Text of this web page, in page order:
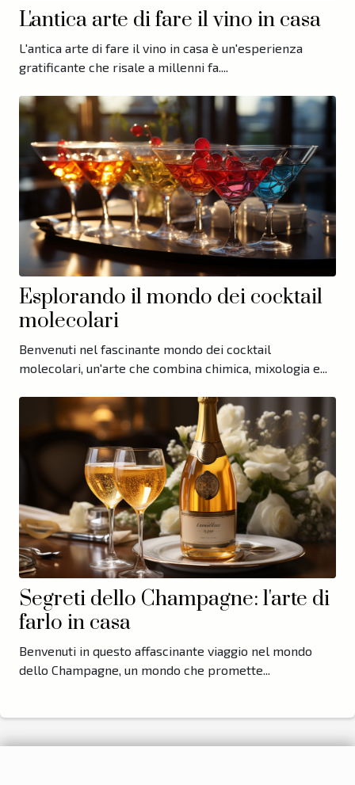
L'antica arte di fare il vino in casa
L'antica arte di fare il vino in casa è un'esperienza
gratificante che risale a millenni fa....
Esplorando il mondo dei cocktail
molecolari
Benvenuti nel fascinante mondo dei cocktail
molecolari, un'arte che combina chimica, mixologia e...
Segreti dello Champagne: l'arte di
farlo in casa
Benvenuti in questo affascinante viaggio nel mondo
dello Champagne, un mondo che promette...